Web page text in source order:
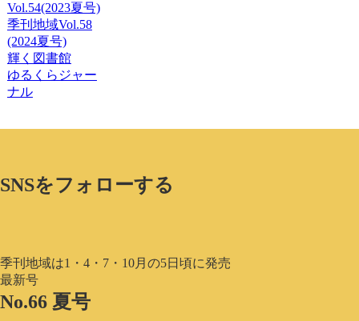
Vol.54(2023夏号)
季刊地域Vol.58
(2024夏号)
輝く図書館
ゆるくらジャー
ナル
SNSをフォローする
季刊地域は1・4・7・10月の5日頃に発売
最新号
No.66 夏号